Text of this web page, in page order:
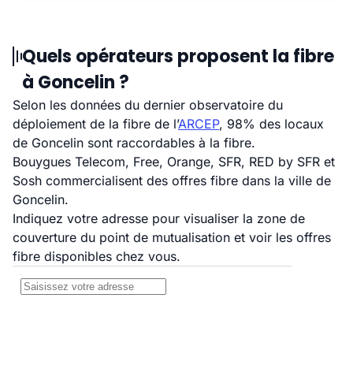
Quels opérateurs proposent la fibre
à Goncelin ?
Selon les données du dernier observatoire du
déploiement de la fibre de l’ARCEP, 98% des locaux
de Goncelin sont raccordables à la fibre.
Bouygues Telecom, Free, Orange, SFR, RED by SFR et
Sosh commercialisent des offres fibre dans la ville de
Goncelin.
Indiquez votre adresse pour visualiser la zone de
couverture du point de mutualisation et voir les offres
fibre disponibles chez vous.